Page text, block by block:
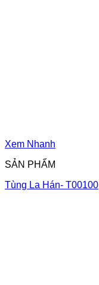
Xem Nhanh
SẢN PHẨM
Tùng La Hán- T00100